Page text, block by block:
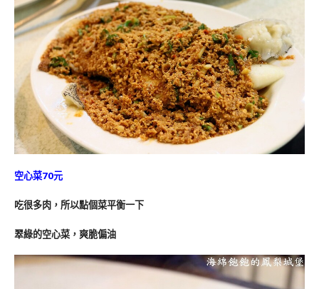
空心菜70元
吃很多肉，所以點個菜平衡一下
翠綠的空心菜，爽脆偏油